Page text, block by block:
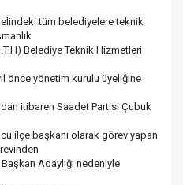
tüm belediyelere teknik
Belediye Teknik Hizmetleri
önce yönetim kurulu üyeliğine
itibaren Saadet Partisi Çubuk
ilçe başkanı olarak görev yapan
Adaylığı nedeniyle